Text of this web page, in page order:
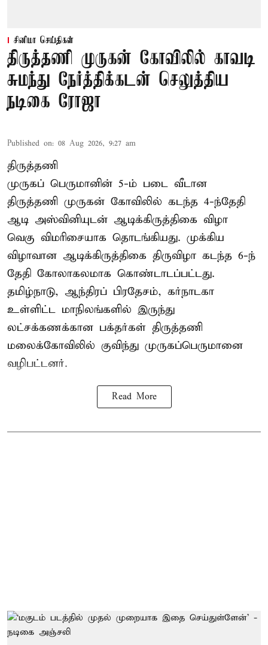
சினிமா செய்திகள்
திருத்தணி முருகன் கோவிலில் காவடி
சுமந்து நேர்த்திக்கடன் செலுத்திய
நடிகை ரோஜா
Published on: 08 Aug 2026, 9:27 am
திருத்தணி
முருகப் பெருமானின் 5-ம் படை வீடான
திருத்தணி முருகன் கோவிலில் கடந்த 4-ந்தேதி
ஆடி அஸ்வினியுடன் ஆடிக்கிருத்திகை விழா
வெகு விமரிசையாக தொடங்கியது. முக்கிய
விழாவான ஆடிக்கிருத்திகை திருவிழா கடந்த 6-ந்
தேதி கோலாகலமாக கொண்டாடப்பட்டது.
தமிழ்நாடு, ஆந்திரப் பிரதேசம், கர்நாடகா
உள்ளிட்ட மாநிலங்களில் இருந்து
லட்சக்கணக்கான பக்தர்கள் திருத்தணி
மலைக்கோவிலில் குவிந்து முருகப்பெருமானை
வழிபட்டனர்.
Read More